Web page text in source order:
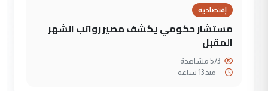
إقتصادية
مستشار حكومي يكشف مصير رواتب الشهر
المقبل
--منذ 13 ساعة